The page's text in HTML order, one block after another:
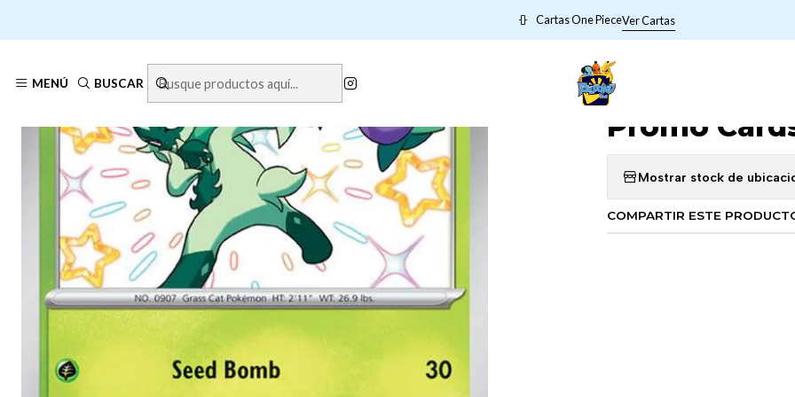
MENÚ BUSCAR
Cartas One PieceVer Cartas
POKEMON VIEJITOS Floragato - 077 - Scarlet & Violet Promo
|
Floragato -
Promo
Mostrar stock de
COMPARTIR ESTE